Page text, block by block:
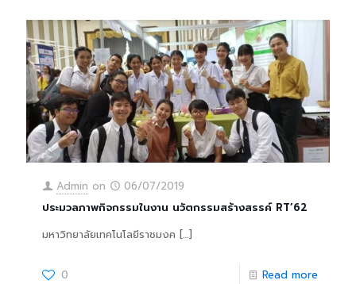
Admin on
06/07/2019
ประมวลภาพกิจกรรมในงาน นวัตกรรมสร้างสรรค์ RT’62
มหาวิทยาลัยเทคโนโลยีราชมงค […]
0 Read more